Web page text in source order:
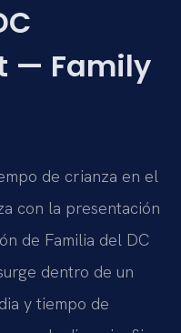
— Family
de crianza en el
con la presentación
de Familia del DC
dentro de un
y tiempo de